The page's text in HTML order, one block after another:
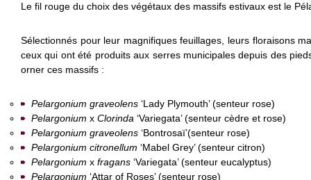
Le fil rouge du choix des végétaux des massifs estivaux est le
Sélectionnés pour leur magnifiques feuillages, leurs floraisons
ceux qui ont été produits aux serres municipales depuis des
orner ces massifs :
Pelargonium graveolens ‘Lady Plymouth’ (senteur rose)
Pelargonium x Clorinda ‘Variegata’ (senteur cèdre et rose)
Pelargonium graveolens ‘Bontrosaï’(senteur rose)
Pelargonium citronellum ‘Mabel Grey’ (senteur citron)
Pelargonium x fragans ‘Variegata’ (senteur eucalyptus)
Pelargonium ‘Attar of Roses’ (senteur rose)